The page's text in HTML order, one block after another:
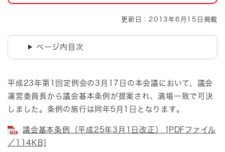
更新日：2013年6月15日掲載
ページ内目次
平成23年第1回定例会の3月17日の本会議において、議会
運営委員長から議会基本条例が提案され、満場一致で可決
しました。条例の施行は同年5月1日となります。
議会基本条例（平成25年3月1日改正） [PDFファイル
／114KB]